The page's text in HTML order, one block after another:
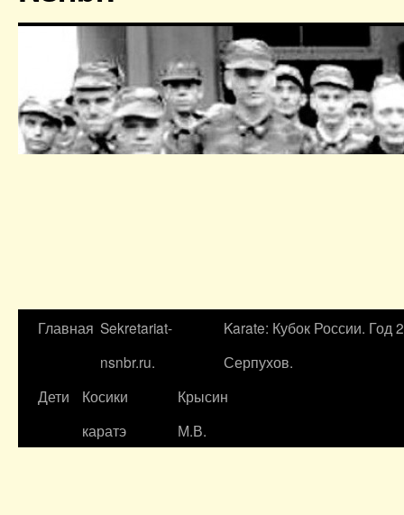
Главная Sekretariat-
nsnbr.ru.
Karate: Кубок России. Год
Серпухов.
Дети
Косики
каратэ
Крысин
М.В.